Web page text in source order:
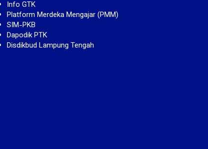
Info GTK
Platform Merdeka Mengajar (PMM)
SIM-PKB
Dapodik PTK
Disdikbud Lampung Tengah